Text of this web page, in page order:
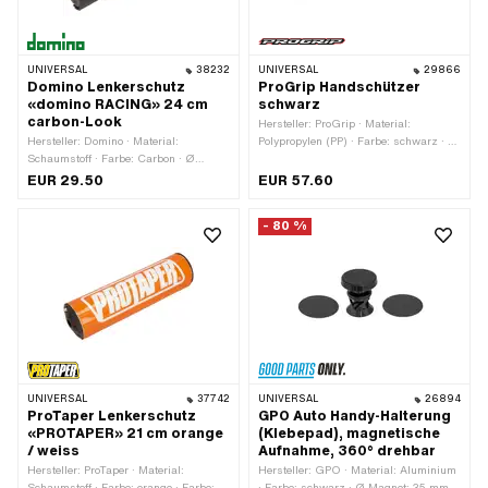
UNIVERSAL 38232
Domino Lenkerschutz
«domino RACING» 24 cm
carbon-Look
Hersteller: Domino · Material:
Schaumstoff · Farbe: Carbon · Ø
aussen: 53 mm · Ø innen: 12 mm ·
EUR 29.50
UNIVERSAL 29866
ProGrip Handschützer
schwarz
Hersteller: ProGrip · Material:
Polypropylen (PP) · Farbe: schwarz · Ø
EUR 57.60
UNIVERSAL 37742
ProTaper Lenkerschutz
«PROTAPER» 21 cm orange
/ weiss
Hersteller: ProTaper · Material:
- 80 %
UNIVERSAL 26894
GPO Auto Handy-Halterung
(Klebepad), magnetische
Aufnahme, 360° drehbar
Hersteller: GPO · Material: Aluminium